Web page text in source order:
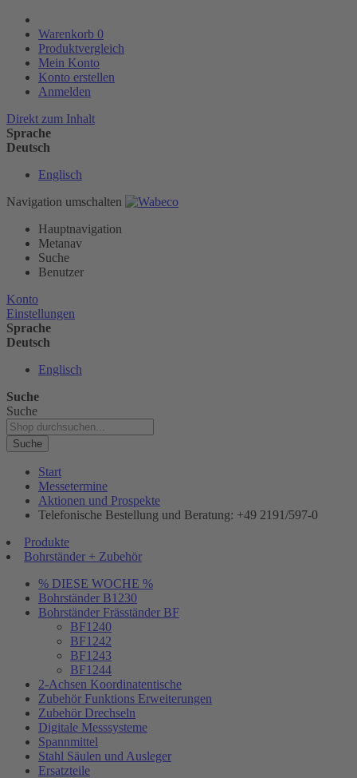
Warenkorb 0
Produktvergleich
Mein Konto
Konto erstellen
Anmelden
Direkt zum Inhalt
Sprache
Deutsch
Englisch
Navigation umschalten
Hauptnavigation
Metanav
Suche
Benutzer
Konto
Einstellungen
Sprache
Deutsch
Englisch
Suche
Suche
Suche
Start
Messetermine
Aktionen und Prospekte
Telefonische Bestellung und Beratung: +49 2191/597-0
Produkte
Bohrständer + Zubehör
% DIESE WOCHE %
Bohrständer B1230
Bohrständer Fräsständer BF
BF1240
BF1242
BF1243
BF1244
2-Achsen Koordinatentische
Zubehör Funktions Erweiterungen
Zubehör Drechseln
Digitale Messsysteme
Spannmittel
Stahl Säulen und Ausleger
Ersatzteile